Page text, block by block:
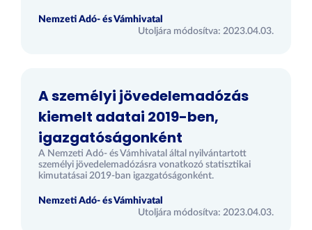
Nemzeti Adó- és Vámhivatal
Utoljára módosítva: 2023.04.03.
A személyi jövedelemadózás
kiemelt adatai 2019-ben,
igazgatóságonként
A Nemzeti Adó- és Vámhivatal által nyilvántartott
személyi jövedelemadózásra vonatkozó statisztikai
kimutatásai 2019-ban igazgatóságonként.
Nemzeti Adó- és Vámhivatal
Utoljára módosítva: 2023.04.03.